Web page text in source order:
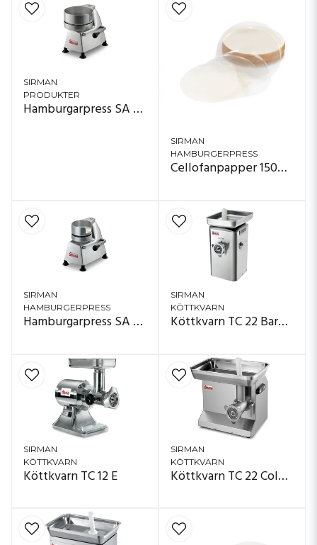
SIRMAN
PRODUKTER
Hamburgarpress SA 100 - 180
SIRMAN
HAMBURGERPRESS
Cellofanpapper 150mm
SIRMAN
HAMBURGERPRESS
Hamburgarpress SA 100 - 130
SIRMAN
KÖTTKVARN
Köttkvarn TC 22 Barcellona Q
SIRMAN
KÖTTKVARN
Köttkvarn TC 12 E
SIRMAN
KÖTTKVARN
Köttkvarn TC 22 Colorado